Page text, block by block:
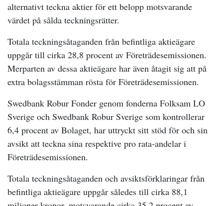
alternativt teckna aktier för ett belopp motsvarande
värdet på sålda teckningsrätter.
Totala teckningsåtaganden från befintliga aktieägare
uppgår till cirka 28,8 procent av Företrädesemissionen.
Merparten av dessa aktieägare har även åtagit sig att på
extra bolagsstämman rösta för Företrädesemissionen.
Swedbank Robur Fonder genom fonderna Folksam LO
Sverige och Swedbank Robur Sverige som kontrollerar
6,4 procent av Bolaget, har uttryckt sitt stöd för och sin
avsikt att teckna sina respektive pro rata-andelar i
Företrädesemissionen.
Totala teckningsåtaganden och avsiktsförklaringar från
befintliga aktieägare uppgår således till cirka 88,1